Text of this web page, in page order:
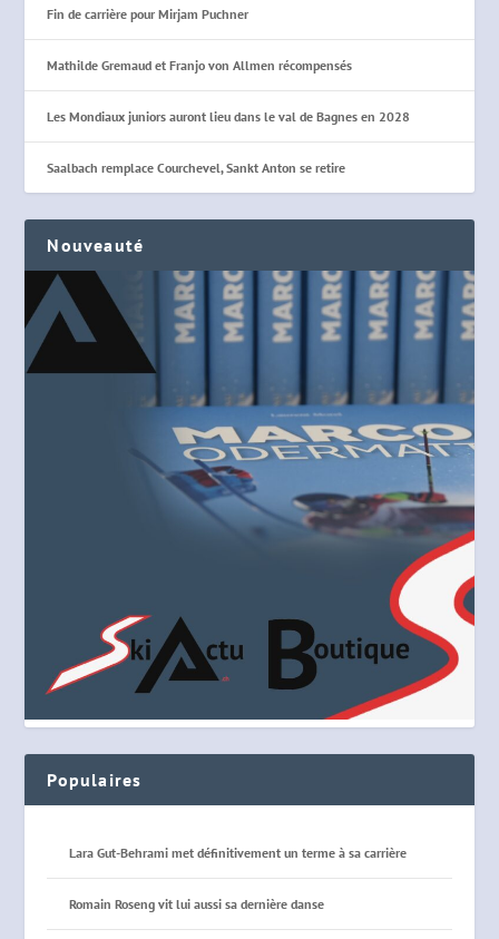
Fin de carrière pour Mirjam Puchner
Mathilde Gremaud et Franjo von Allmen récompensés
Les Mondiaux juniors auront lieu dans le val de Bagnes en 2028
Saalbach remplace Courchevel, Sankt Anton se retire
Nouveauté
Populaires
Lara Gut-Behrami met définitivement un terme à sa carrière
Romain Roseng vit lui aussi sa dernière danse